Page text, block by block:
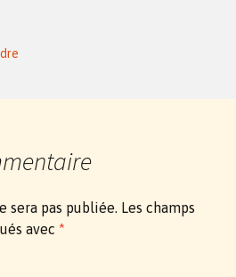
sera pas publiée. Les champs
avec *